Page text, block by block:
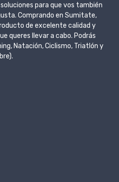
para que vos también
Comprando en Sumitate,
de excelente calidad y
queres llevar a cabo. Podrás
Natación, Ciclismo, Triatlón y